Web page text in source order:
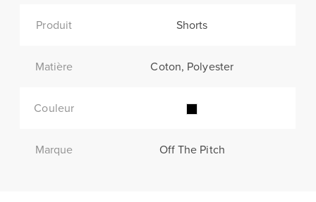
Produit Shorts
Matière Coton, Polyester
Couleur
Marque Off The Pitch